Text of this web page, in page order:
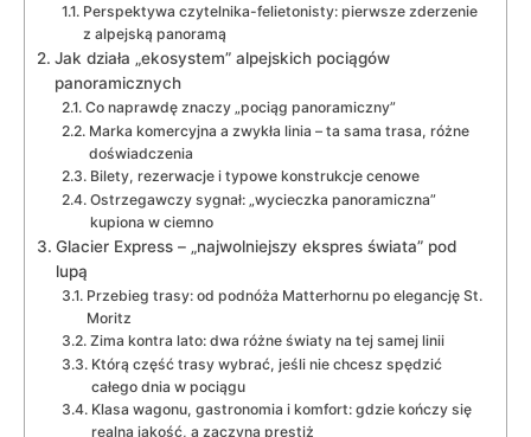
Perspektywa czytelnika-felietonisty: pierwsze zderzenie
z alpejską panoramą
Jak działa „ekosystem” alpejskich pociągów
panoramicznych
Co naprawdę znaczy „pociąg panoramiczny”
Marka komercyjna a zwykła linia – ta sama trasa, różne
doświadczenia
Bilety, rezerwacje i typowe konstrukcje cenowe
Ostrzegawczy sygnał: „wycieczka panoramiczna”
kupiona w ciemno
Glacier Express – „najwolniejszy ekspres świata” pod
lupą
Przebieg trasy: od podnóża Matterhornu po elegancję St.
Moritz
Zima kontra lato: dwa różne światy na tej samej linii
Którą część trasy wybrać, jeśli nie chcesz spędzić
całego dnia w pociągu
Klasa wagonu, gastronomia i komfort: gdzie kończy się
realna jakość, a zaczyna prestiż